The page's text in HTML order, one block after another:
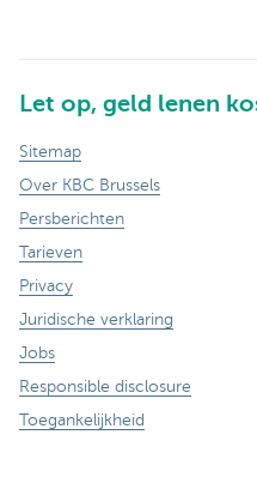
Let op, geld lenen
Sitemap
Over KBC Brussels
Persberichten
Tarieven
Privacy
Juridische verklaring
Jobs
Responsible disclosure
Toegankelijkheid